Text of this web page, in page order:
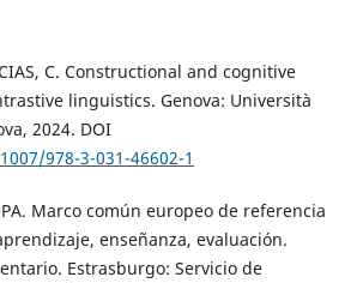
C. Constructional and cognitive
linguistics. Genova: Università
2024. DOI
978-3-031-46602-1
Marco común europeo de referencia
enseñanza, evaluación.
Estrasburgo: Servicio de